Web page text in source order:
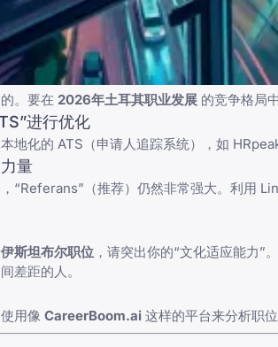
。要在 2026年土耳其职业发展 的竞争格局
进行优化
地化的 ATS（申请人追踪系统），如
量
“Referans”（推荐）仍然非常强大。利用
伊斯坦布尔职位 ，请突出你的“文化适应能力”
差距的人。
用像 CareerBoom.ai 这样的平台来分析职